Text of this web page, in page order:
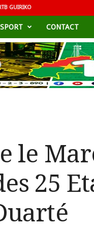
GUIRIKO
SPORT CONTACT
le
25